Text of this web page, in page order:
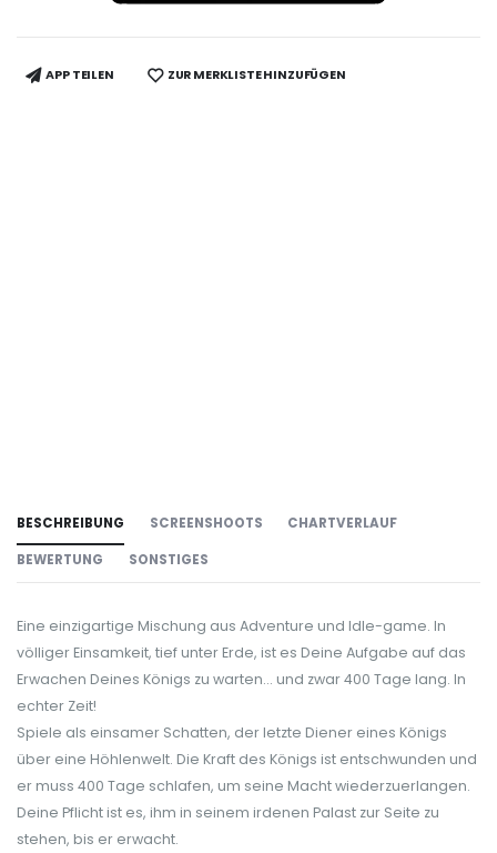
APP TEILEN ZUR MERKLISTE HINZUFÜGEN
BESCHREIBUNG SCREENSHOOTS CHARTVERLAUF
BEWERTUNG SONSTIGES
Eine einzigartige Mischung aus Adventure und Idle-game. In
völliger Einsamkeit, tief unter Erde, ist es Deine Aufgabe auf das
Erwachen Deines Königs zu warten... und zwar 400 Tage lang. In
echter Zeit!
Spiele als einsamer Schatten, der letzte Diener eines Königs
über eine Höhlenwelt. Die Kraft des Königs ist entschwunden und
er muss 400 Tage schlafen, um seine Macht wiederzuerlangen.
Deine Pflicht ist es, ihm in seinem irdenen Palast zur Seite zu
stehen, bis er erwacht.